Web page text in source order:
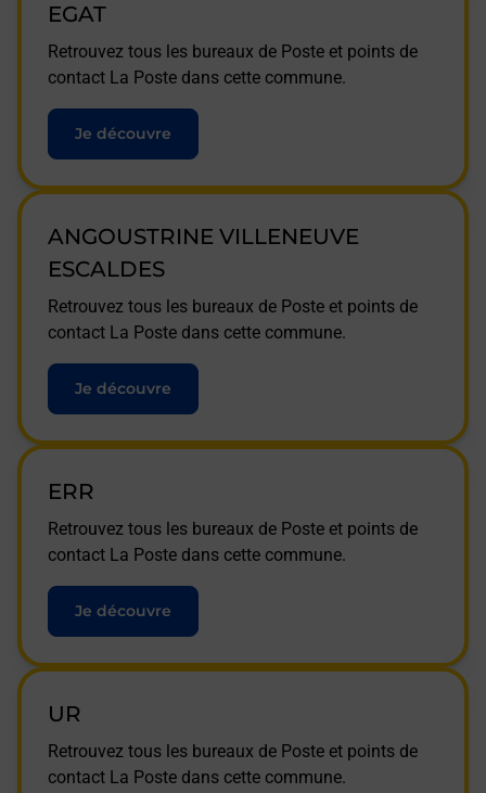
EGAT
Retrouvez tous les bureaux de Poste et points de
contact La Poste dans cette commune.
Je découvre
ANGOUSTRINE VILLENEUVE
ESCALDES
Retrouvez tous les bureaux de Poste et points de
contact La Poste dans cette commune.
Je découvre
ERR
Retrouvez tous les bureaux de Poste et points de
contact La Poste dans cette commune.
Je découvre
UR
Retrouvez tous les bureaux de Poste et points de
contact La Poste dans cette commune.